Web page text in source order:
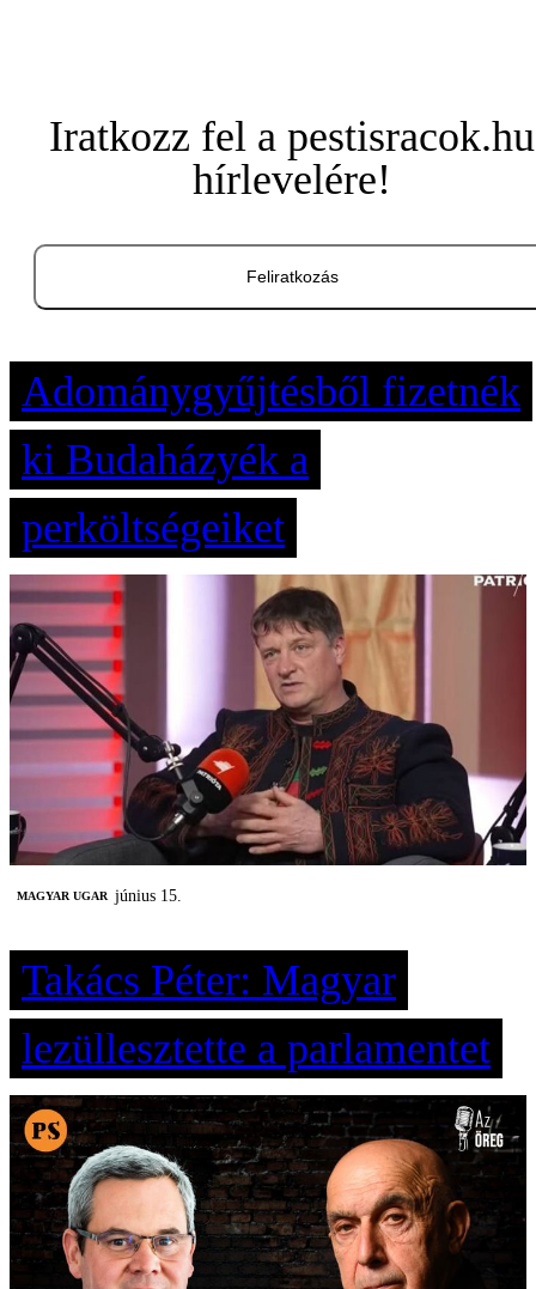
Iratkozz fel a pestisracok.hu
hírlevelére!
Feliratkozás
Adománygyűjtésből fizetnék
ki Budaházyék a
perköltségeiket
MAGYAR UGAR június 15.
Takács Péter: Magyar
lezüllesztette a parlamentet